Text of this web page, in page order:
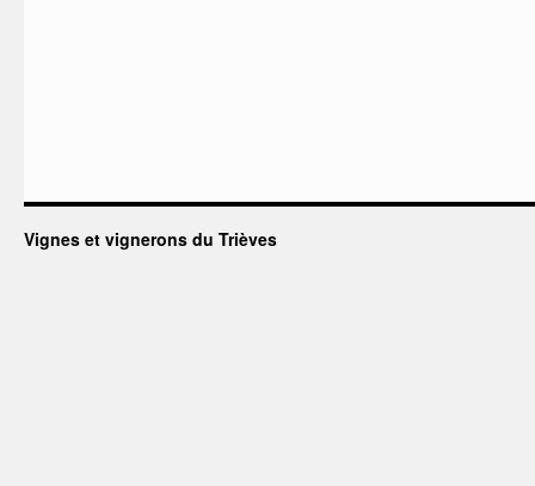
Vignes et vignerons du Trièves